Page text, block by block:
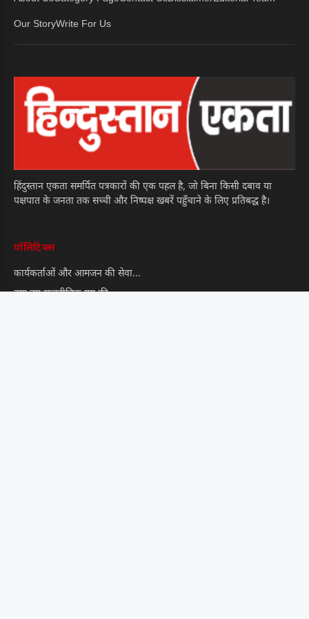
Our StoryWrite For Us
हिंदुस्तान एकता समर्पित पत्रकारों की एक पहल है, जो बिना किसी दबाव या
पक्षपात के जनता तक सच्ची और निष्पक्ष खबरें पहुँचाने के लिए प्रतिबद्ध है।
पॉलिटिक्स
कार्यकर्ताओं और आमजन की सेवा...
क्या नए राजनीतिक युग की...